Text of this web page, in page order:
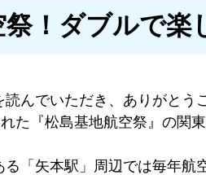
！ダブルで楽
んでいただき、ありがとう
た『松島基地航空祭』の関
「矢本駅」周辺では毎年航